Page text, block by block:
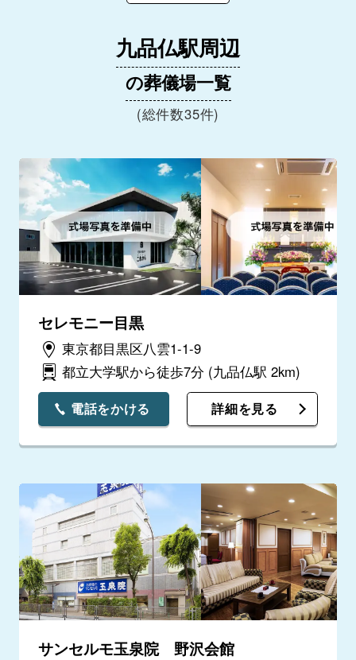
九品仏駅周辺
の葬儀場一覧
(総件数35件)
セレモニー目黒
東京都目黒区八雲1-1-9
都立大学駅から徒歩7分 (九品仏駅 2km)
電話をかける 詳細を見る
サンセルモ玉泉院 野沢会館